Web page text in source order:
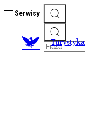
Serwisy
Turystyka